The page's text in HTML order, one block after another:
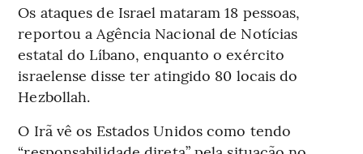
Os ataques de Israel mataram 18 pessoas,
reportou a Agência Nacional de Notícias
estatal do Líbano, enquanto o exército
israelense disse ter atingido 80 locais do
Hezbollah.
O Irã vê os Estados Unidos como tendo